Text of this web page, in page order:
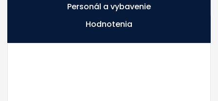
Personál a vybavenie
Hodnotenia